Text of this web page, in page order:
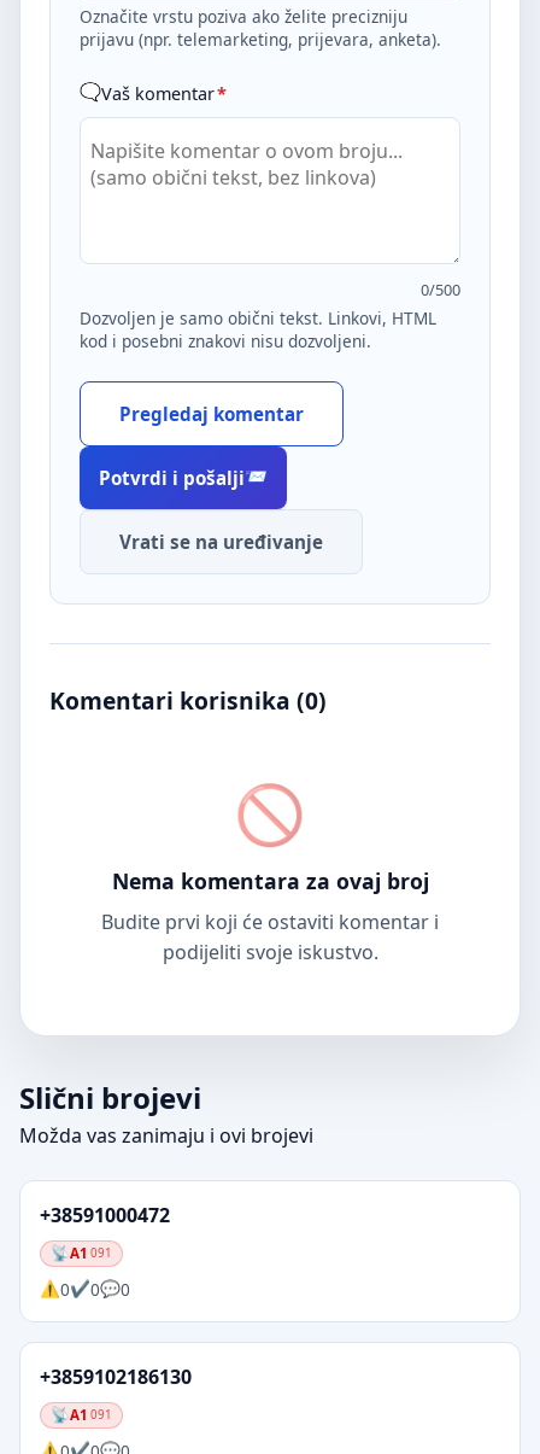
Označite vrstu poziva ako želite precizniju
prijavu (npr. telemarketing, prijevara, anketa).
Vaš komentar*
0/500
Dozvoljen je samo obični tekst. Linkovi, HTML
kod i posebni znakovi nisu dozvoljeni.
Pregledaj komentar
Potvrdi i pošalji
Vrati se na uređivanje
Komentari korisnika (0)
Nema komentara za ovaj broj
Budite prvi koji će ostaviti komentar i
podijeliti svoje iskustvo.
Slični brojevi
Možda vas zanimaju i ovi brojevi
+38591000472
A1 091
0 0 0
+3859102186130
A1 091